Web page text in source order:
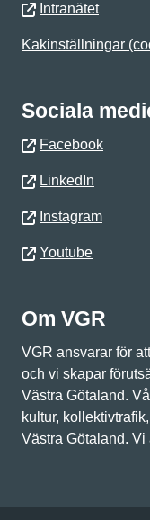
Intranätet
Kakinställningar
Sociala
Facebook
LinkedIn
Instagram
Youtube
Om VGR
VGR ansvarar för
och vi skapar
Västra Götaland.
kultur,
Västra Götaland.